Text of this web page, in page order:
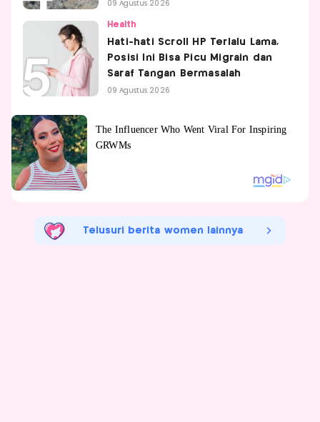
09 Agustus 2026
Health
Hati-hati Scroll HP Terlalu Lama,
Posisi Ini Bisa Picu Migrain dan
Saraf Tangan Bermasalah
09 Agustus 2026
Telusuri berita women lainnya